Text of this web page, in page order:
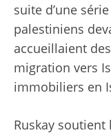
suite d’une
palestiniens
accueillaient
migration vers
immobiliers en
Ruskay soutient